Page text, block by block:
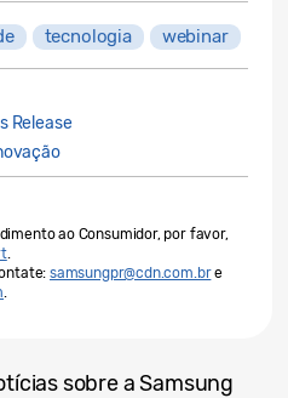
tecnologia webinar
Release
ao Consumidor, por favor,
.
samsungpr@cdn.com.bre
sobre a Samsung